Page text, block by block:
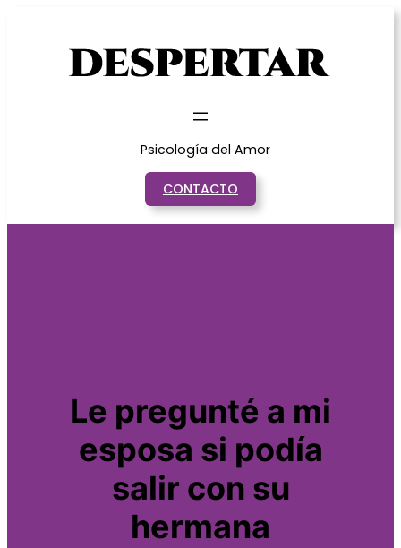
Psicología del Amor
CONTACTO
Le pregunté a mi
esposa si podía
salir con su
hermana